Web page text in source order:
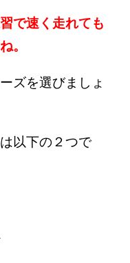
で速く走れても
。
ズを選びましょ
以下の２つで